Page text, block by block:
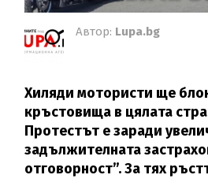
Автор: Lupa.bg
Хиляди мотористи ще
кръстовища в цялата
Протестът е заради
задължителната
отговорност”. За тях